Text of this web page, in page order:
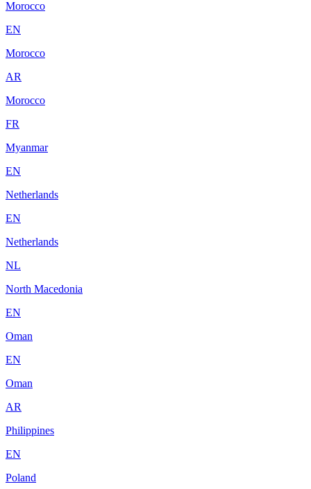
Morocco
EN
Morocco
AR
Morocco
FR
Myanmar
EN
Netherlands
EN
Netherlands
NL
North Macedonia
EN
Oman
EN
Oman
AR
Philippines
EN
Poland